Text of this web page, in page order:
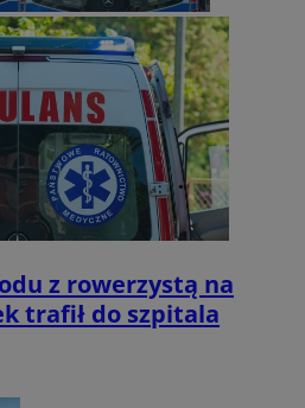
z rowerzystą na
trafił do szpitala